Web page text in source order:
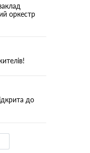
оркестр
до